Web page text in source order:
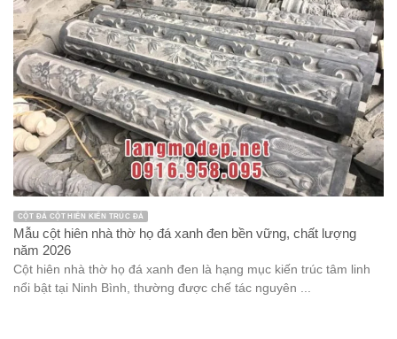
CỘT ĐÁ CỘT HIÊN KIẾN TRÚC ĐÁ
Mẫu cột hiên nhà thờ họ đá xanh đen bền vững, chất lượng
năm 2026
Cột hiên nhà thờ họ đá xanh đen là hạng mục kiến trúc tâm linh
nổi bật tại Ninh Bình, thường được chế tác nguyên ...